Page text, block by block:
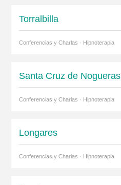
Torralbilla
Conferencias y Charlas · Hipnoterapia
Santa Cruz de Nogueras
Conferencias y Charlas · Hipnoterapia
Longares
Conferencias y Charlas · Hipnoterapia